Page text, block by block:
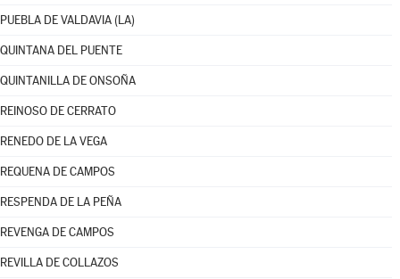
PUEBLA DE VALDAVIA (LA)
QUINTANA DEL PUENTE
QUINTANILLA DE ONSOÑA
REINOSO DE CERRATO
RENEDO DE LA VEGA
REQUENA DE CAMPOS
RESPENDA DE LA PEÑA
REVENGA DE CAMPOS
REVILLA DE COLLAZOS